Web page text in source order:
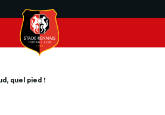
quel pied !